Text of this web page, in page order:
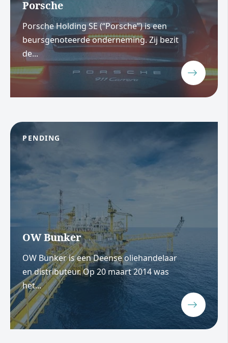
Porsche
Porsche Holding SE (“Porsche”) is een
beursgenoteerde onderneming. Zij bezit
de...
PENDING
OW Bunker
OW Bunker is een Deense oliehandelaar
en distributeur. Op 20 maart 2014 was
het...